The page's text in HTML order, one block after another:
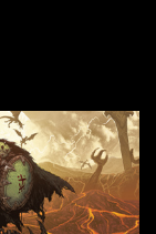
de rutas y